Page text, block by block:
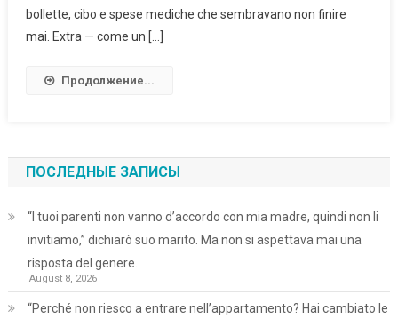
bollette, cibo e spese mediche che sembravano non finire
mai. Extra — come un […]
Продолжение...
ПОСЛЕДНЫЕ ЗАПИСЫ
“I tuoi parenti non vanno d’accordo con mia madre, quindi non li
invitiamo,” dichiarò suo marito. Ma non si aspettava mai una
risposta del genere.
August 8, 2026
“Perché non riesco a entrare nell’appartamento? Hai cambiato le